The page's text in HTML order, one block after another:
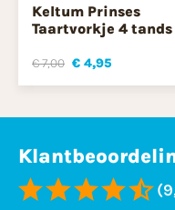
Keltum Prinses
Taartvorkje 4 tands
€ 7,00 € 4,95